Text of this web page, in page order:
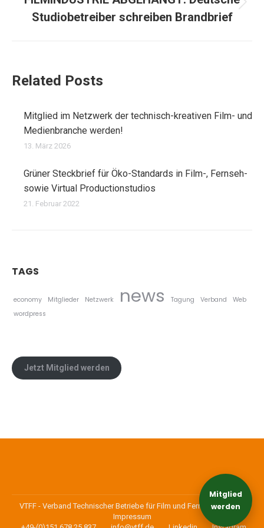
Beitrag:
Studiobetreiber schreiben Brandbrief
Related Posts
Mitglied im Netzwerk der technisch-kreativen Film- und
Medienbranche werden!
13. März 2026
Grüner Steckbrief für Öko-Standards in Film-, Fernseh-
sowie Virtual Productionstudios
21. Februar 2022
TAGS
economy Mitglieder Netzwerk news Tagung Verband
Web
wordpress
Jetzt Mitglied werden
Mitglied
werden
VTFF - Verband Technischer Betriebe für Film und Fernsehen e.V. |
Impressum